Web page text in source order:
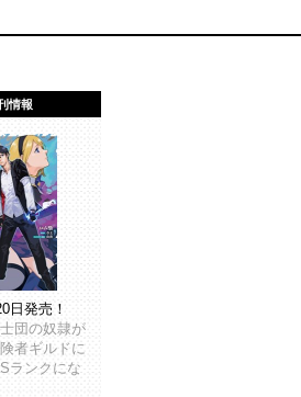
情報
日発売！
団の奴隷が
者ギルドに
ランクにな